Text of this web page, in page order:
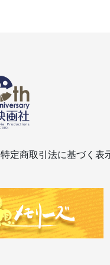
特定商取引法に基づく表